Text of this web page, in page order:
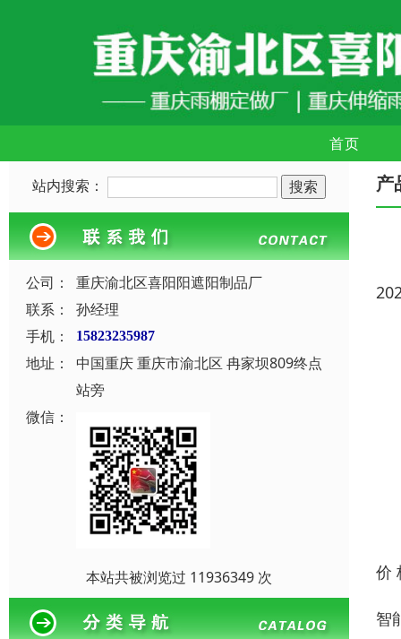
首页
站内搜索：
公司：
重庆渝北区喜阳阳遮阳制品厂
联系：
孙经理
手机：
15823235987
地址：
中国重庆 重庆市渝北区 冉家坝809终点
站旁
微信：
本站共被浏览过 11936349 次
产
价
智